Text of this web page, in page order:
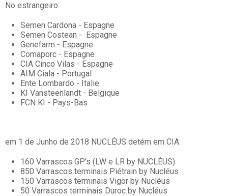
No estrangeiro:
Semen Cardona - Espagne
Semen Costean - Espagne
Genefarm - Espagne
Comaporc - Espagne
CIA Cinco Vilas - Espagne
AIM Ciala - Portugal
Ente Lombardo - Italie
KI Vansteenlandt - Belgique
FCN KI - Pays-Bas
em 1 de Junho de 2018 NUCLÉUS detém em CIA:
160 Varrascos GP's (LW e LR by NUCLÉUS)
850 Varrascos terminais Piétrain by Nucléus
150 Varrascos terminais Vigor by Nucléus
50 Varrascos terminais Duroc by Nucléus